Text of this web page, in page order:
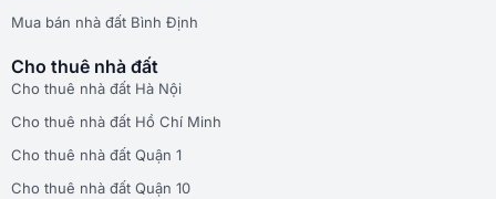
Mua bán nhà đất Bình Định
Cho thuê nhà đất
Cho thuê nhà đất Hà Nội
Cho thuê nhà đất Hồ Chí Minh
Cho thuê nhà đất Quận 1
Cho thuê nhà đất Quận 10